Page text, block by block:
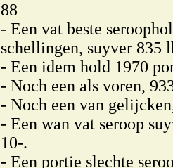
88
- Een vat beste
schellingen, suyver 835
- Een idem hold 1970
- Noch een als voren,
- Noch een van
- Een wan vat seroop
10-.
- Een portie slechte